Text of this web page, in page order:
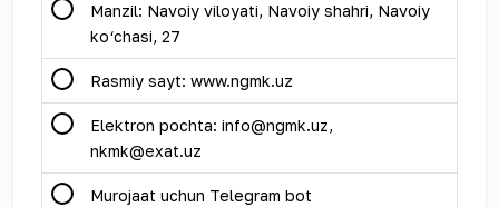
Manzil: Navoiy viloyati, Navoiy shahri, Navoiy
ko‘chasi, 27
Rasmiy sayt: www.ngmk.uz
Elektron pochta: info@ngmk.uz,
nkmk@exat.uz
Murojaat uchun Telegram bot